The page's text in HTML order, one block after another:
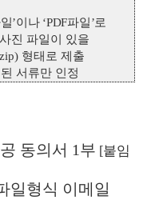
’이나 ‘PDF파일’로
사진 파일이 있을
형태로 제출
서류만 인정
동의서 1부 [붙임
일형식 이메일